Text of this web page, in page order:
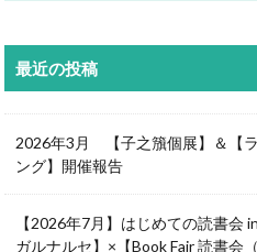
最近の投稿
2026年3月 【子之籏個展】＆【
ング】開催報告
【2026年7月】はじめての読書
ガルナルセ】×【Book Fair 読書会